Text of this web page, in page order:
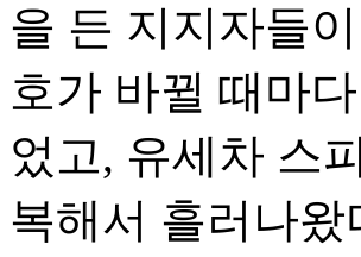
을 든 지지자들
호가 바뀔 때마
었고, 유세차 스
복해서 흘러나